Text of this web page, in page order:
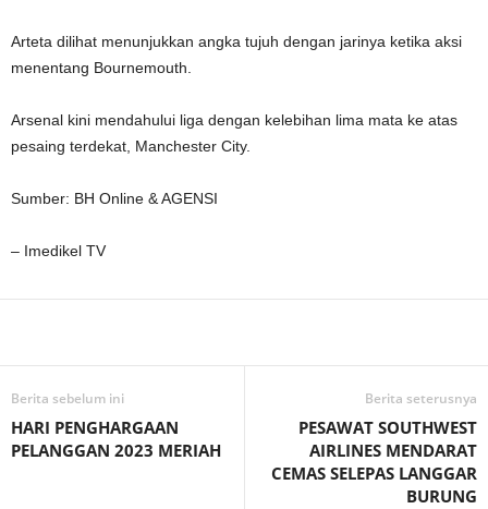
Arteta dilihat menunjukkan angka tujuh dengan jarinya ketika aksi
menentang Bournemouth.
Arsenal kini mendahului liga dengan kelebihan lima mata ke atas
pesaing terdekat, Manchester City.
Sumber: BH Online & AGENSI
– Imedikel TV
Berita sebelum ini
HARI PENGHARGAAN
PELANGGAN 2023 MERIAH
Berita seterusnya
PESAWAT SOUTHWEST
AIRLINES MENDARAT
CEMAS SELEPAS LANGGAR
BURUNG